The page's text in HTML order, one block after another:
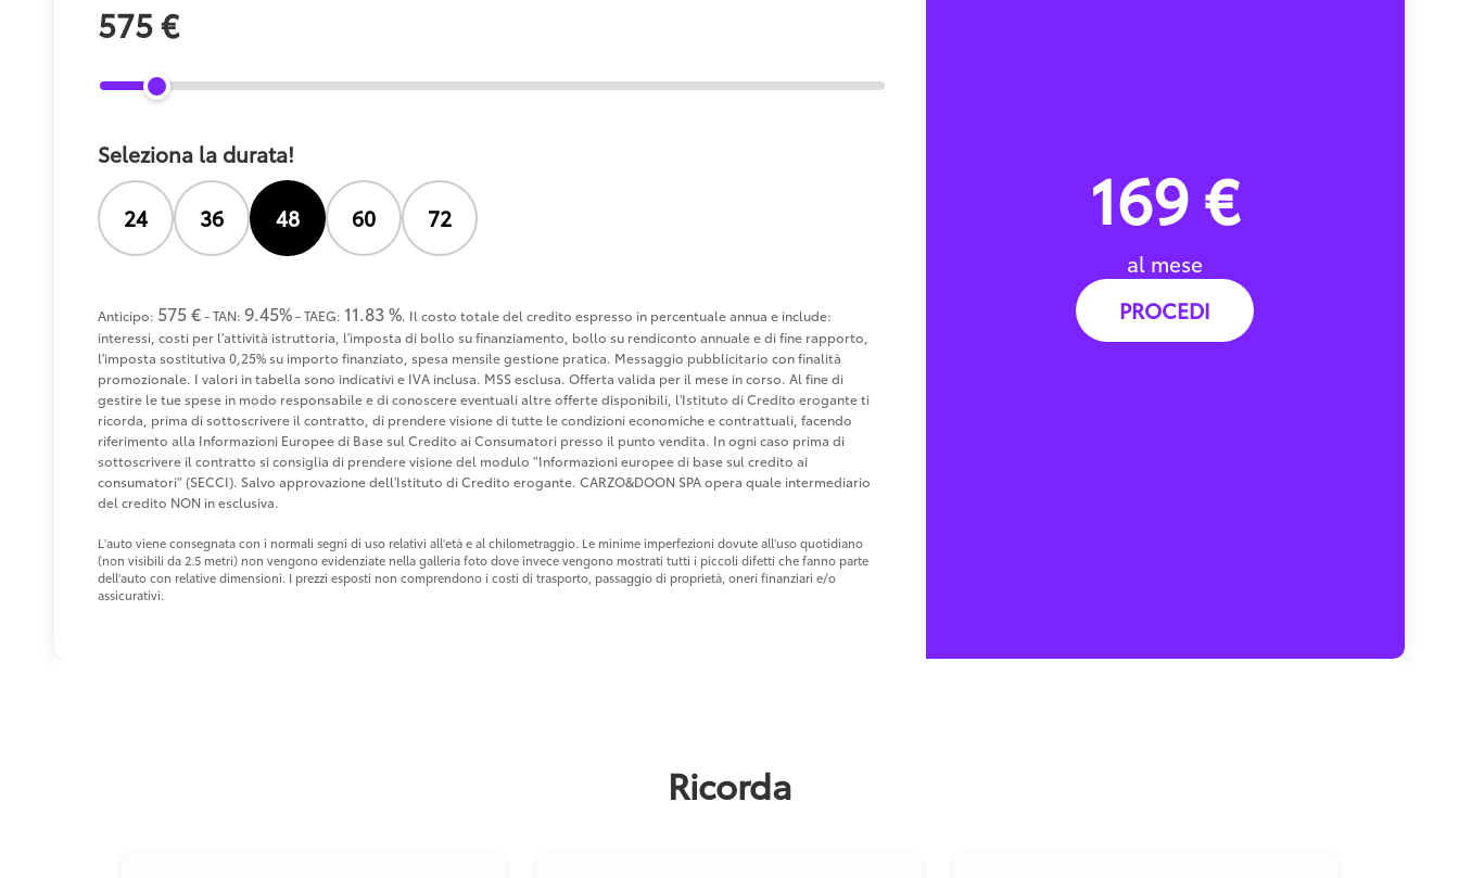
575 €
Seleziona la durata!
24 36 48 60 72
Anticipo: 575 €- TAN: 9.45%- TAEG: 11.83 %. Il costo totale del credito espresso in percentuale annua e include:
interessi, costi per l'attività istruttoria, l'imposta di bollo su finanziamento, bollo su rendiconto annuale e di fine rapporto,
l'imposta sostitutiva 0,25% su importo finanziato, spesa mensile gestione pratica. Messaggio pubblicitario con finalità
promozionale. I valori in tabella sono indicativi e IVA inclusa. MSS esclusa. Offerta valida per il mese in corso. Al fine di
gestire le tue spese in modo responsabile e di conoscere eventuali altre offerte disponibili, l'Istituto di Credito erogante ti
ricorda, prima di sottoscrivere il contratto, di prendere visione di tutte le condizioni economiche e contrattuali, facendo
riferimento alla Informazioni Europee di Base sul Credito ai Consumatori presso il punto vendita. In ogni caso prima di
sottoscrivere il contratto si consiglia di prendere visione del modulo "Informazioni europee di base sul credito ai
consumatori" (SECCI). Salvo approvazione dell'Istituto di Credito erogante. CARZO&DOON SPA opera quale intermediario
del credito NON in esclusiva.
L'auto viene consegnata con i normali segni di uso relativi all'età e al chilometraggio. Le minime imperfezioni dovute all'uso quotidiano
(non visibili da 2.5 metri) non vengono evidenziate nella galleria foto dove invece vengono mostrati tutti i piccoli difetti che fanno parte
dell'auto con relative dimensioni. I prezzi esposti non comprendono i costi di trasporto, passaggio di proprietà, oneri finanziari e/o
assicurativi.
169 €
al mese
PROCEDI
Ricorda